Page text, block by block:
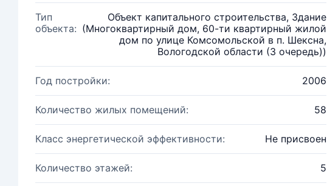
Тип
объекта:
Объект капитального строительства, Здание
(Многоквартирный дом, 60-ти квартирный жилой
дом по улице Комсомольской в п. Шексна,
Вологодской области (3 очередь))
Год постройки: 2006
Количество жилых помещений: 58
Класс энергетической эффективности: Не присвоен
Количество этажей: 5